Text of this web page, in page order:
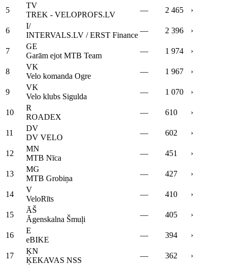
5
TV
TREK - VELOPROFS.LV
— 2 465 ›
6
I/
INTERVALS.LV / ERST Finance
— 2 396 ›
7
GE
Garām ejot MTB Team
— 1 974 ›
8
VK
Velo komanda Ogre
— 1 967 ›
9
VK
Velo klubs Sigulda
— 1 070 ›
10
R
ROADEX
— 610 ›
11
DV
DV VELO
— 602 ›
12
MN
MTB Nīca
— 451 ›
13
MG
MTB Grobiņa
— 427 ›
14
V
VeloRīts
— 410 ›
15
ĀŠ
Āgenskalna Šmuļi
— 405 ›
16
E
eBIKE
— 394 ›
17
ĶN
ĶEKAVAS NSS
— 362 ›